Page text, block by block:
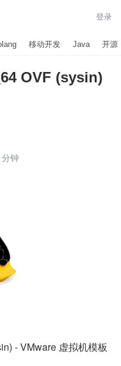
登录
移动开发 Java 开源
OVF (sysin)
钟
- VMware 虚拟机模板